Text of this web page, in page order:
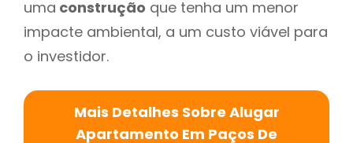
uma construção que tenha um menor
impacte ambiental, a um custo viável para
o investidor.
Mais Detalhes Sobre Alugar
Apartamento Em Paços De